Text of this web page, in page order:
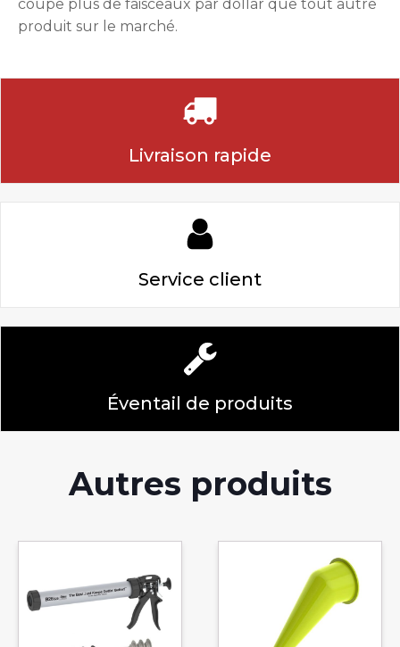
coupe plus de faisceaux par dollar que tout autre
produit sur le marché.
Livraison rapide
Service client
Éventail de produits
Autres produits